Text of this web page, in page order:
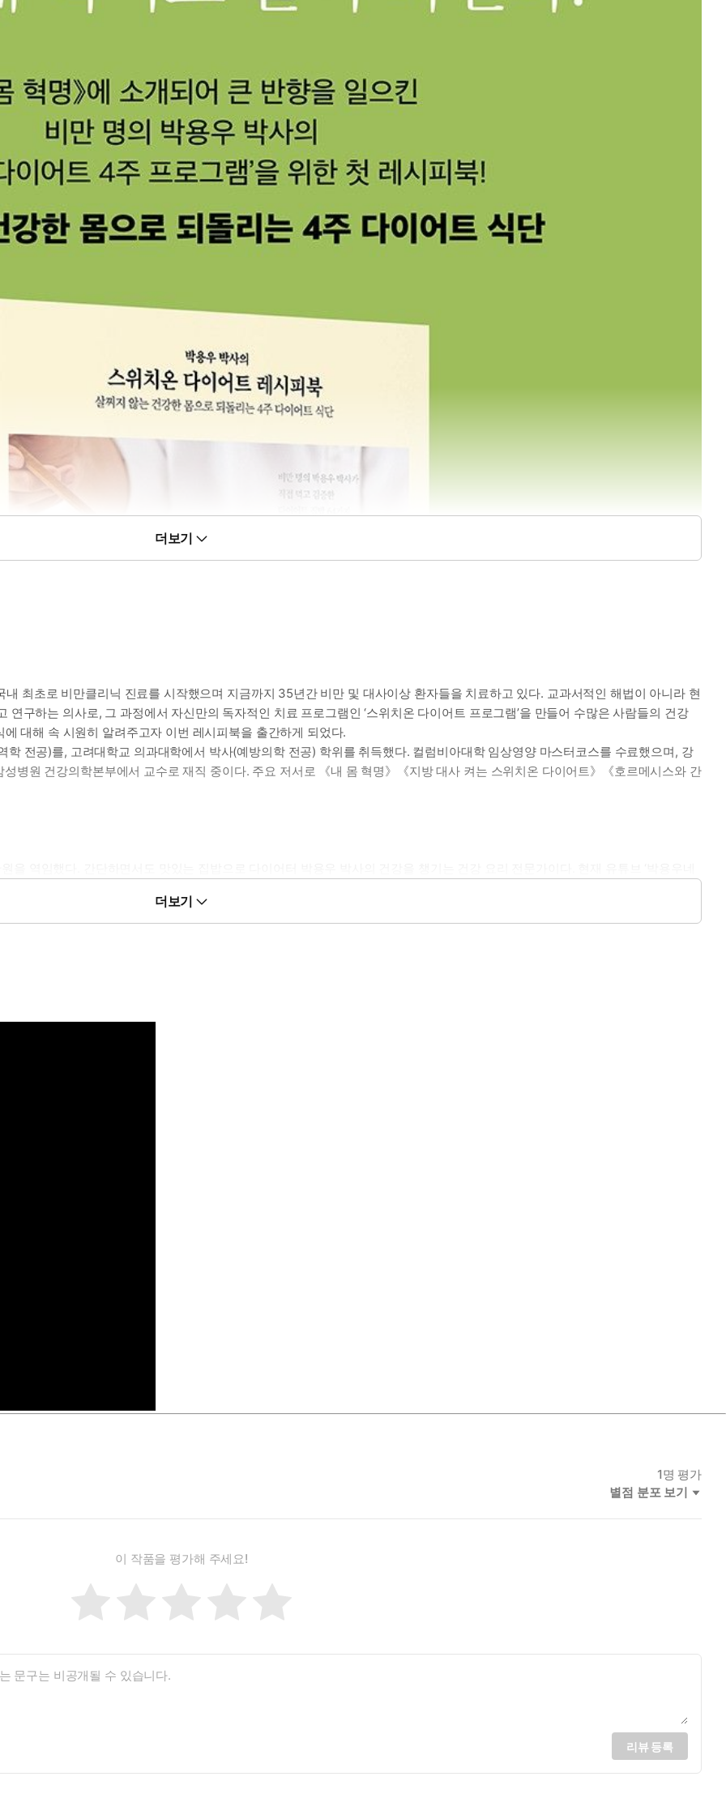
더보기
최초로 비만클리닉 진료를 시작했으며 지금까지 35년간 비만 및 대사이상 환자들을 치료하고 있다. 교과서적인 해법이 아니라 현
구하는 의사로, 그 과정에서 자신만의 독자적인 치료 프로그램인 ‘스위치온 다이어트 프로그램’을 만들어 수많은 사람들의 건강
대해 속 시원히 알려주고자 이번 레시피북을 출간하게 되었다.
전공)를, 고려대학교 의과대학에서 박사(예방의학 전공) 학위를 취득했다. 컬럼비아대학 임상영양 마스터코스를 수료했으며, 강
병원 건강의학본부에서 교수로 재직 중이다. 주요 저서로 《내 몸 혁명》《지방 대사 켜는 스위치온 다이어트》《호르메시스와 간
더보기
1명 평가
별점 분포 보기
이 작품을 평가해 주세요!
리뷰 등록